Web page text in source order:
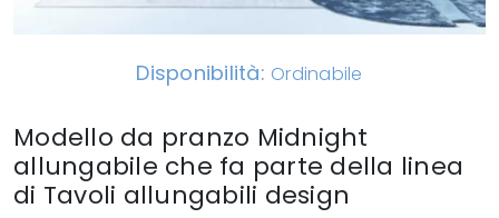
Disponibilità: Ordinabile
Modello da pranzo Midnight
allungabile che fa parte della linea
di Tavoli allungabili design